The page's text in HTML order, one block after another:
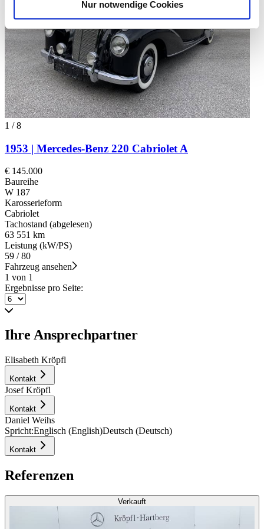
Verwendung unserer Website an unsere Partner für
soziale Medien, Werbung und Analysen weiter. Unsere
Partner führen diese Informationen möglicherweise mit
weiteren Daten zusammen, die Sie ihnen bereitgestellt
haben oder die sie im Rahmen Ihrer Nutzung der Dienste
gesammelt haben.Datenschutzerklärung
Nur notwendige Cookies
1 /8
1953 | Mercedes-Benz 220 Cabriolet A
€ 145.000
Baureihe
W 187
Karosserieform
Cabriolet
Tachostand (abgelesen)
63 551 km
Leistung (kW/PS)
59 / 80
Fahrzeug ansehen
1 von 1
Ergebnisse pro Seite:
Ihre Ansprechpartner
Elisabeth Kröpfl
Kontakt
Josef Kröpfl
Kontakt
Daniel Weihs
Spricht:Englisch (English)Deutsch (Deutsch)
Kontakt
Referenzen
Verkauft